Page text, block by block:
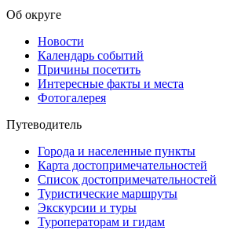
Об округе
Новости
Календарь событий
Причины посетить
Интересные факты и места
Фотогалерея
Путеводитель
Города и населенные пункты
Карта достопримечательностей
Список достопримечательностей
Туристические маршруты
Экскурсии и туры
Туроператорам и гидам